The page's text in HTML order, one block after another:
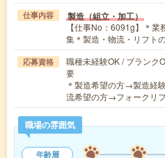
仕事内容 製造（組立・加工）
【仕事No：6091g】＊
集＊製造・物流・リフト
応募資格
職種未経験OK / ブランク
要
＊製造希望の方→製造経
流希望の方→フォークリ
職場の雰囲気
年齢層